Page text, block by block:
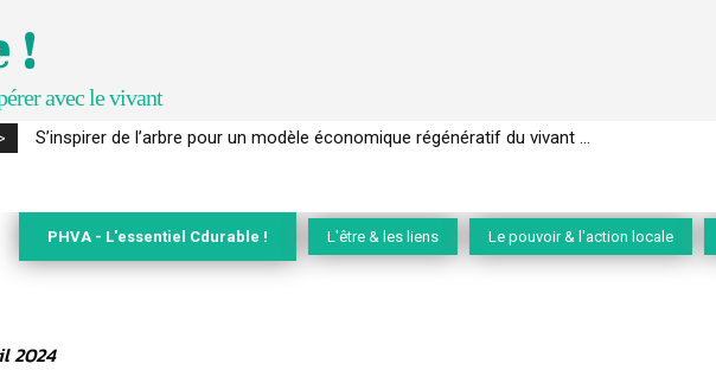
!
avec le vivant
> S’inspirer de l’arbre pour un modèle économique régénératif du vivant …
IPBES : le « GIEC de la biodiversité » appelle les entreprises à devenir des alliées du vivant
PHVA - L'essentiel Cdurable ! L'être & les liens Le pouvoir & l'action locale
2024